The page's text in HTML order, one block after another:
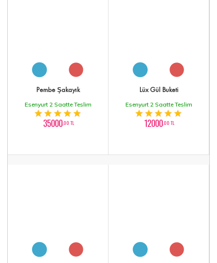
Pembe Şakayık
Esenyurt 2 Saatte Teslim
35000,00 TL
Lüx Gül Buketi
Esenyurt 2 Saatte Teslim
12000,00 TL